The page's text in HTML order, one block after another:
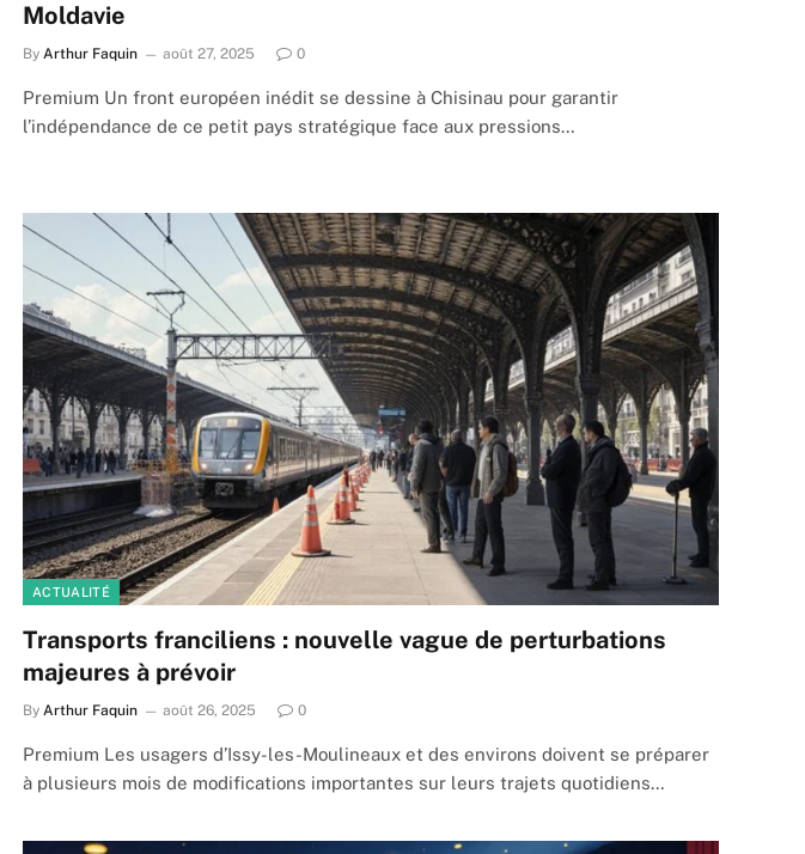
Moldavie
By Arthur Faquin août 27, 2025 0
Premium Un front européen inédit se dessine à Chisinau pour garantir
l’indépendance de ce petit pays stratégique face aux pressions…
ACTUALITÉ
Transports franciliens : nouvelle vague de perturbations
majeures à prévoir
By Arthur Faquin août 26, 2025 0
Premium Les usagers d’Issy-les-Moulineaux et des environs doivent se préparer
à plusieurs mois de modifications importantes sur leurs trajets quotidiens…